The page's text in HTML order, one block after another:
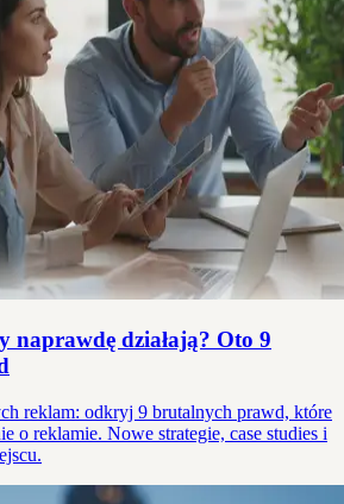
naprawdę działają? Oto 9
reklam: odkryj 9 brutalnych prawd, które
o reklamie. Nowe strategie, case studies i